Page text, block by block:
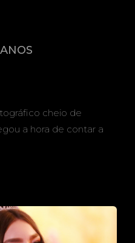
cheio de
a hora de contar a